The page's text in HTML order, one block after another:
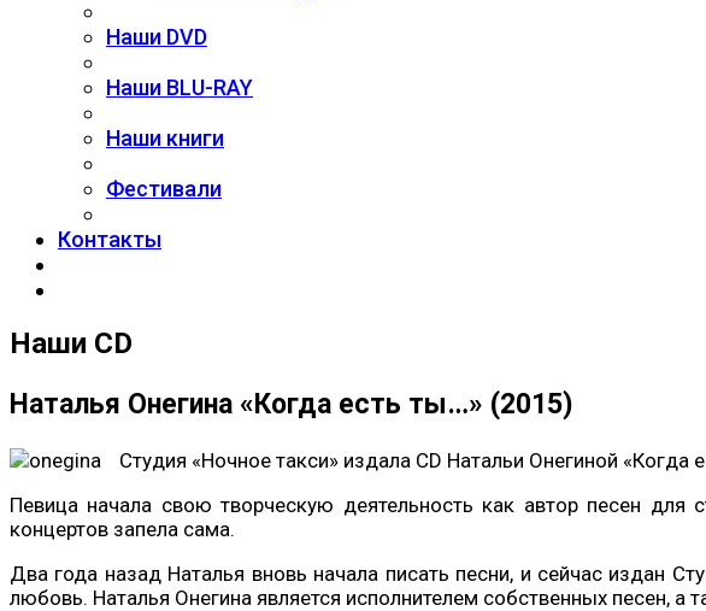
Наши DVD
Наши BLU-RAY
Наши книги
Фестивали
Контакты
Наши CD
Наталья Онегина «Когда есть ты…» (2015)
Студия «Ночное такси» издала CD Натальи Онегиной «Когда
Певица начала свою творческую деятельность как автор песен
концертов запела сама.
Два года назад Наталья вновь начала писать песни, и сейчас издан
любовь. Наталья Онегина является исполнителем собственных песен, а